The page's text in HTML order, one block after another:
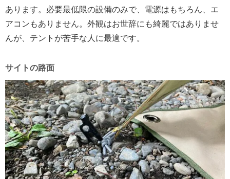
あります。必要最低限の設備のみで、電源はもちろん、エ
アコンもありません。外観はお世辞にも綺麗ではありませ
んが、テントが苦手な人に最適です。
サイトの路面